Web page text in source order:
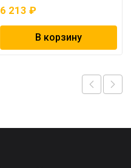
6 213₽
В корзину